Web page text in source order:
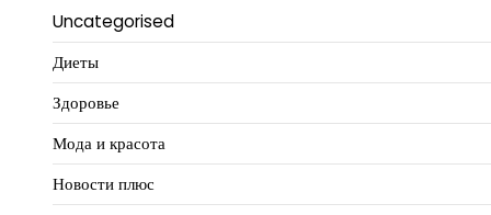
Uncategorised
Диеты
Здоровье
Мода и красота
Новости плюс